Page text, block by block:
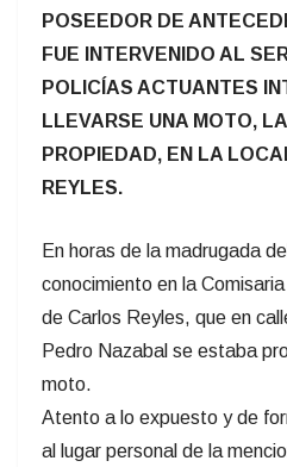
POSEEDOR DE
FUE INTERVENIDO AL
POLICÍAS ACTUANTES
LLEVARSE UNA MOTO,
PROPIEDAD, EN LA
REYLES.
En horas de la madrugada
conocimiento en la
de Carlos Reyles, que en
Pedro Nazabal se estaba
moto.
Atento a lo expuesto y de
al lugar personal de la